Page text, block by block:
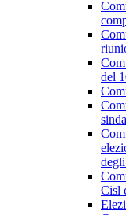
del
Cisl